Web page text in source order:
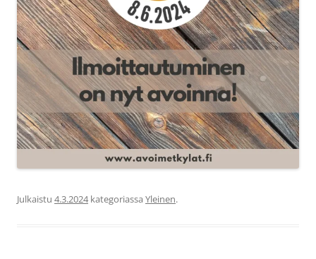
Julkaistu 4.3.2024kategoriassa Yleinen.